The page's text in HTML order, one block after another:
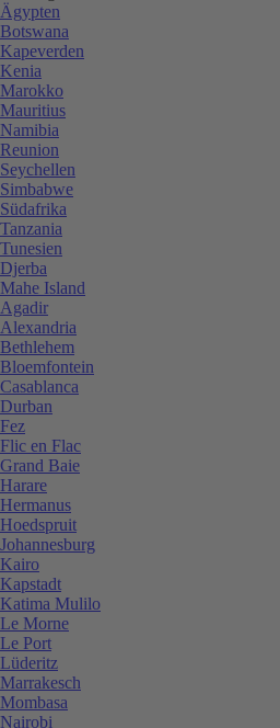
Ägypten
Botswana
Kapeverden
Kenia
Marokko
Mauritius
Namibia
Reunion
Seychellen
Simbabwe
Südafrika
Tanzania
Tunesien
Djerba
Mahe Island
Agadir
Alexandria
Bethlehem
Bloemfontein
Casablanca
Durban
Fez
Flic en Flac
Grand Baie
Harare
Hermanus
Hoedspruit
Johannesburg
Kairo
Kapstadt
Katima Mulilo
Le Morne
Le Port
Lüderitz
Marrakesch
Mombasa
Nairobi